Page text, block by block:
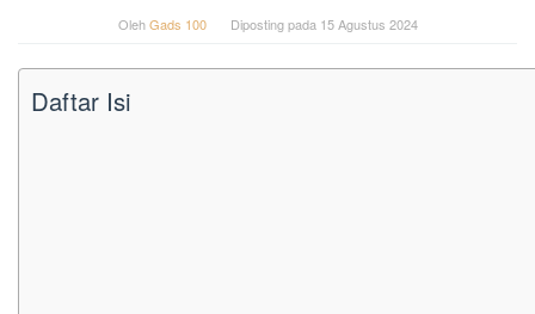
OlehGads 100 Diposting pada 15 Agustus 2024
Daftar Isi